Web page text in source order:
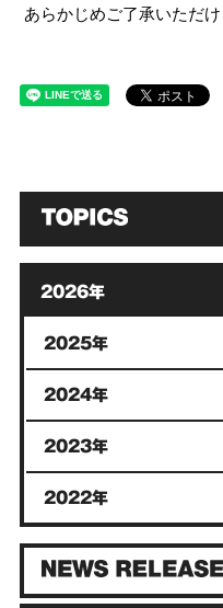
あらかじめご了承いただ
2026年
2025年
2024年
2023年
2022年